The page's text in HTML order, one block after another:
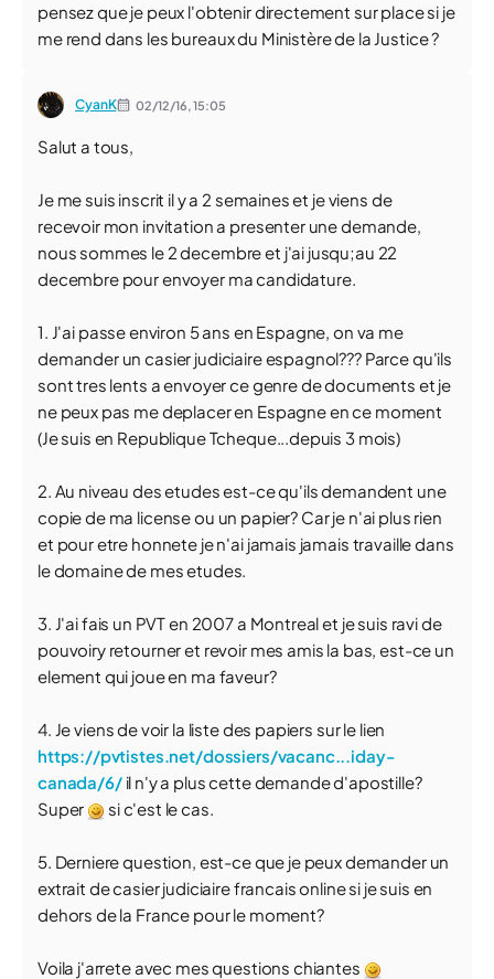
pensez que je peux l'obtenir directement sur place si je
me rend dans les bureaux du Ministère de la Justice ?
CyanK 02/12/16,15:05
Salut a tous,
Je me suis inscrit il y a 2 semaines et je viens de
recevoir mon invitation a presenter une demande,
nous sommes le 2 decembre et j'ai jusqu;au 22
decembre pour envoyer ma candidature.
1. J'ai passe environ 5 ans en Espagne, on va me
demander un casier judiciaire espagnol??? Parce qu'ils
sont tres lents a envoyer ce genre de documents et je
ne peux pas me deplacer en Espagne en ce moment
(Je suis en Republique Tcheque...depuis 3 mois)
2. Au niveau des etudes est-ce qu'ils demandent une
copie de ma license ou un papier? Car je n'ai plus rien
et pour etre honnete je n'ai jamais jamais travaille dans
le domaine de mes etudes.
3. J'ai fais un PVT en 2007 a Montreal et je suis ravi de
pouvoiry retourner et revoir mes amis la bas, est-ce un
element qui joue en ma faveur?
4. Je viens de voir la liste des papiers sur le lien
https://pvtistes.net/dossiers/vacanc...iday-
canada/6/il n'y a plus cette demande d'apostille?
Super
si c'est le cas.
5. Derniere question, est-ce que je peux demander un
extrait de casier judiciaire francais online si je suis en
dehors de la France pour le moment?
Voila j'arrete avec mes questions chiantes